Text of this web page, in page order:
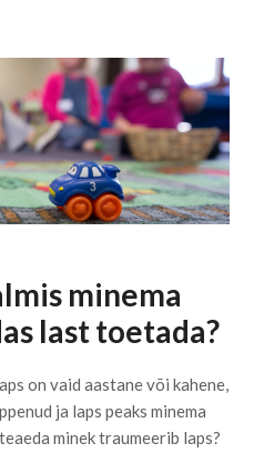
minema
last toetada?
on vaid aastane või kahene,
ja laps peaks minema
minek traumeerib laps?